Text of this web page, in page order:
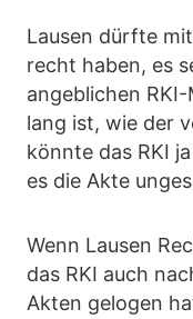
Lausen dürfte
recht haben, es
angeblichen
lang ist, wie der
könnte das RKI
es die Akte
Wenn Lausen
das RKI auch
Akten gelogen